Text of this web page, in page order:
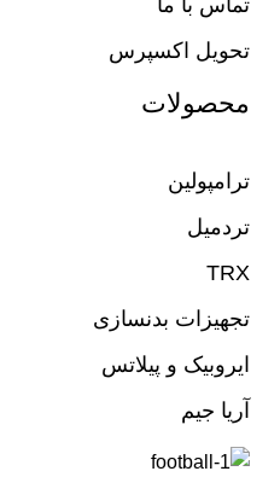
تماس با ما
تحویل اکسپرس
محصولات
ترامپولین
تردمیل
TRX
تجهیزات بدنسازی
ایروبیک و پیلاتس
آریا جیم